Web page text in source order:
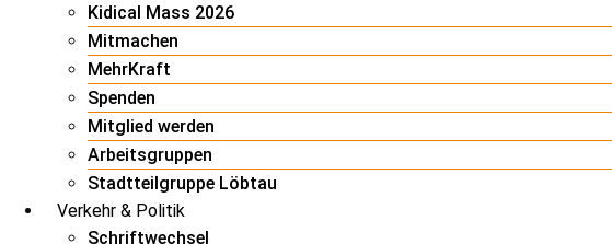
Kidical Mass 2026
Mitmachen
MehrKraft
Spenden
Mitglied werden
Arbeitsgruppen
Stadtteilgruppe Löbtau
Verkehr & Politik
Schriftwechsel